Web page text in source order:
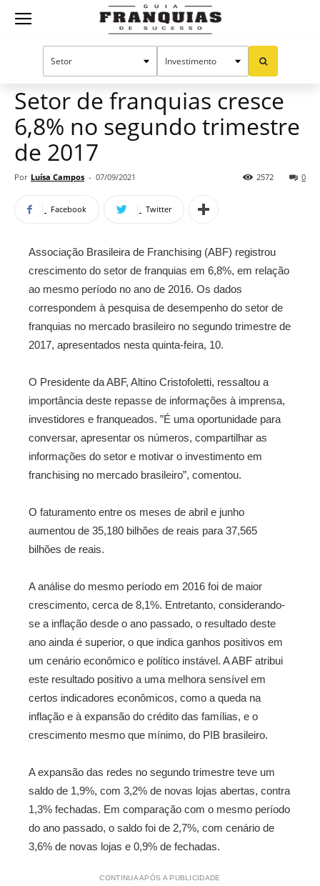
Guia
Mercado de franquias
Setor de franquias cresce
6,8% no segundo trimestre
de 2017
Por Luísa Campos - 07/09/2021 0
2572
Facebook Twitter
Associação Brasileira de Franchising (ABF) registrou
crescimento do setor de franquias em 6,8%, em relação
ao mesmo período no ano de 2016. Os dados
correspondem à pesquisa de desempenho do setor de
franquias no mercado brasileiro no segundo trimestre de
2017, apresentados nesta quinta-feira, 10.
O Presidente da ABF, Altino Cristofoletti, ressaltou a
importância deste repasse de informações à imprensa,
investidores e franqueados. ”É uma oportunidade para
conversar, apresentar os números, compartilhar as
informações do setor e motivar o investimento em
franchising no mercado brasileiro”, comentou.
O faturamento entre os meses de abril e junho
aumentou de 35,180 bilhões de reais para 37,565
bilhões de reais.
A análise do mesmo período em 2016 foi de maior
crescimento, cerca de 8,1%. Entretanto, considerando-
se a inflação desde o ano passado, o resultado deste
ano ainda é superior, o que indica ganhos positivos em
um cenário econômico e político instável. A ABF atribui
este resultado positivo a uma melhora sensível em
certos indicadores econômicos, como a queda na
inflação e à expansão do crédito das famílias, e o
crescimento mesmo que mínimo, do PIB brasileiro.
A expansão das redes no segundo trimestre teve um
saldo de 1,9%, com 3,2% de novas lojas abertas, contra
1,3% fechadas. Em comparação com o mesmo período
do ano passado, o saldo foi de 2,7%, com cenário de
3,6% de novas lojas e 0,9% de fechadas.
CONTINUA APÓS A PUBLICIDADE